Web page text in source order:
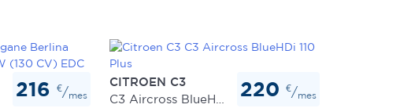
216 €/mes
CITROEN C3
220 €/mes